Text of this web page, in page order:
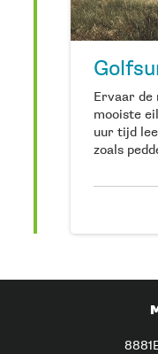
Ervaar de
mooiste
uur tijd
zoals
partner
van
voor
zijn tot
softboard.